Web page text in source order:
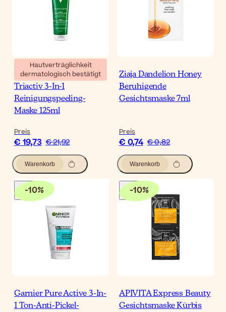
Hautverträglichkeit
dermatologisch bestätigt
Vichy Normaderm
Triactiv 3-In-1
Reinigungspeeling-
Maske 125ml
Preis
€ 19,73 € 21,92
Warenkorb
Ziaja Dandelion Honey
Beruhigende
Gesichtsmaske 7ml
Preis
€ 0,74 € 0,82
Warenkorb
-10%
Garnier Pure Active 3-In-
1 Ton-Anti-Pickel-
-10%
APIVITA Express Beauty
Gesichtsmaske Kürbis